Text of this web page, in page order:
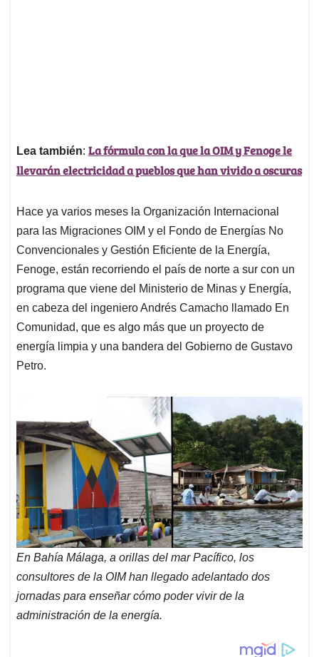
Lea también: La fórmula con la que la OIM y Fenoge le
llevarán electricidad a pueblos que han vivido a oscuras
Hace ya varios meses la Organización Internacional
para las Migraciones OIM y el Fondo de Energías No
Convencionales y Gestión Eficiente de la Energía,
Fenoge, están recorriendo el país de norte a sur con un
programa que viene del Ministerio de Minas y Energía,
en cabeza del ingeniero Andrés Camacho llamado En
Comunidad, que es algo más que un proyecto de
energía limpia y una bandera del Gobierno de Gustavo
Petro.
En Bahía Málaga, a orillas del mar Pacífico, los
consultores de la OIM han llegado adelantado dos
jornadas para enseñar cómo poder vivir de la
administración de la energía.